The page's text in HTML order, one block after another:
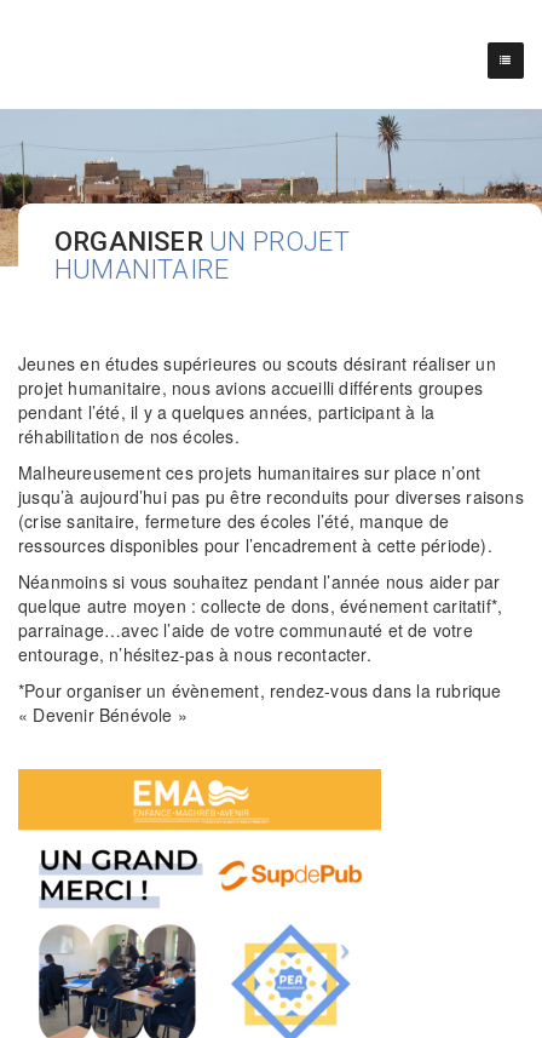
ORGANISER UN PROJET
HUMANITAIRE
Jeunes en études supérieures ou scouts désirant réaliser un
projet humanitaire, nous avions accueilli différents groupes
pendant l’été, il y a quelques années, participant à la
réhabilitation de nos écoles.
Malheureusement ces projets humanitaires sur place n’ont
jusqu’à aujourd’hui pas pu être reconduits pour diverses raisons
(crise sanitaire, fermeture des écoles l’été, manque de
ressources disponibles pour l’encadrement à cette période).
Néanmoins si vous souhaitez pendant l’année nous aider par
quelque autre moyen : collecte de dons, événement caritatif*,
parrainage…avec l’aide de votre communauté et de votre
entourage, n’hésitez-pas à nous recontacter.
*Pour organiser un évènement, rendez-vous dans la rubrique
« Devenir Bénévole »